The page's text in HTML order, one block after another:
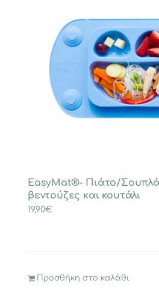
EasyMat®- Πιάτο/Σουπλά
βεντούζες και κουτάλι
19,90€
Προσθήκη στο καλάθι